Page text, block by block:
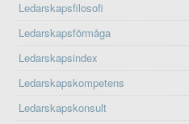
Ledarskapsfilosofi
Ledarskapsförmåga
Ledarskapsindex
Ledarskapskompetens
Ledarskapskonsult